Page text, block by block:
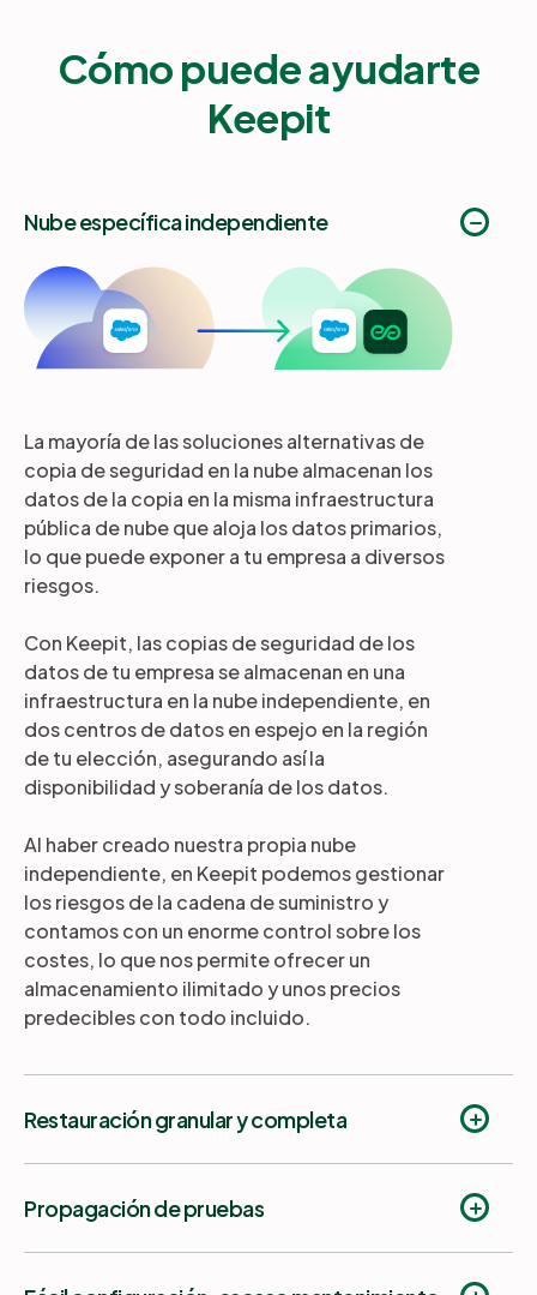
Cómo puede ayudarte
Keepit
Nube específica independiente
La mayoría de las soluciones alternativas de
copia de seguridad en la nube almacenan los
datos de la copia en la misma infraestructura
pública de nube que aloja los datos primarios,
lo que puede exponer a tu empresa a diversos
riesgos.
Con Keepit, las copias de seguridad de los
datos de tu empresa se almacenan en una
infraestructura en la nube independiente, en
dos centros de datos en espejo en la región
de tu elección, asegurando así la
disponibilidad y soberanía de los datos.
Al haber creado nuestra propia nube
independiente, en Keepit podemos gestionar
los riesgos de la cadena de suministro y
contamos con un enorme control sobre los
costes, lo que nos permite ofrecer un
almacenamiento ilimitado y unos precios
predecibles con todo incluido.
Restauración granular y completa
Propagación de pruebas